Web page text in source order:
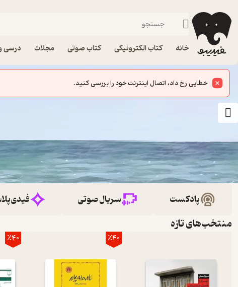
خانه کتاب الکترونیکی کتاب صوتی مجلات درسی
پادکست سریال صوتی
منتخب‌های تازه
٪40 ٪40
خطایی رخ داد، اتصال اینترنت خود را بررسی کنید.